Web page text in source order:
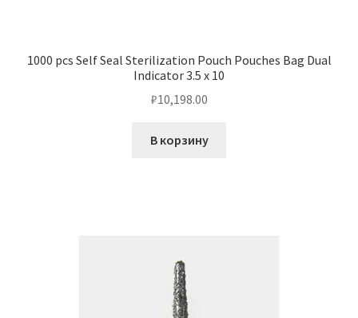
1000 pcs Self Seal Sterilization Pouch Pouches Bag Dual
Indicator 3.5 x 10
₽10,198.00
В корзину